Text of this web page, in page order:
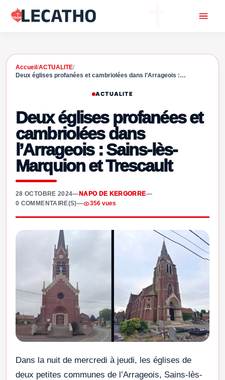
Accueil /ACTUALITE/
Deux églises profanées et cambriolées dans l’Arrageois :…
ACTUALITE
Deux églises profanées et
cambriolées dans
l’Arrageois : Sains-lès-
Marquion et Trescault
28 OCTOBRE 2024— NAPO DE KERGORRE—
0 COMMENTAIRE(S)— 356 vues
Dans la nuit de mercredi à jeudi, les églises de
deux petites communes de l’Arrageois, Sains-lès-